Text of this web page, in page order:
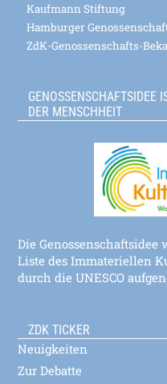
Kaufmann Stiftung
Hamburger
ZdK-Genossenschafts-
GENOSSENSCHAFTSIDEE
DER MENSCHHEIT
Die
Liste des Immateriellen
durch die UNESCO
ZDK TICKER
Neuigkeiten
Zur Debatte